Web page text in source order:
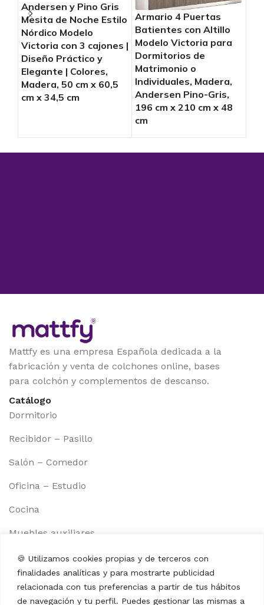
🍪 Utilizamos cookies propias y de terceros con
finalidades analíticas y para mostrarte publicidad
relacionada con tus preferencias a partir de tus hábitos
de navegación y tu perfil. Puedes gestionar las mismas a
Andersen y Pino Gris
Mesita de Noche Estilo
Nórdico Modelo
Victoria con 3 cajones |
Diseño Práctico y
Elegante | Colores,
Madera, 50 cm x 60,5
cm x 34,5 cm
Armario 4 Puertas
Batientes con Altillo
Modelo Victoria para
Dormitorios de
Matrimonio o
Individuales, Madera,
Andersen Pino-Gris,
196 cm x 210 cm x 48
cm
Mattfy es una empresa Española dedicada a la
fabricación y venta de colchones online, bases
para colchón y complementos de descanso.
Catálogo
Dormitorio
Recibidor – Pasillo
Salón – Comedor
Oficina – Estudio
Cocina
Muebles auxiliares
Aviso legal
Política de cookies